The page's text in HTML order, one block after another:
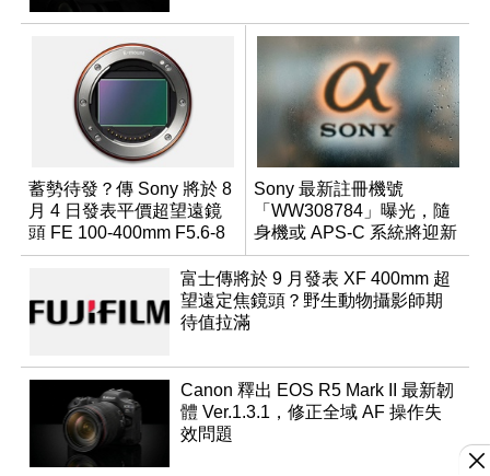
蓄勢待發？傳 Sony 將於 8
月 4 日發表平價超望遠鏡
頭 FE 100-400mm F5.6-8
Sony 最新註冊機號
「WW308784」曝光，隨
身機或 APS-C 系統將迎新
成員？
富士傳將於 9 月發表 XF 400mm 超
望遠定焦鏡頭？野生動物攝影師期
待值拉滿
Canon 釋出 EOS R5 Mark II 最新韌
體 Ver.1.3.1，修正全域 AF 操作失
效問題